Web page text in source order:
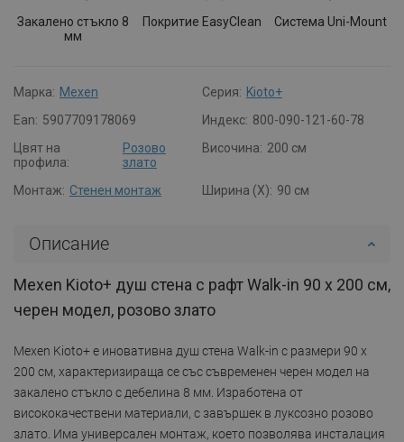
Закалено стъкло 8
мм
Покритие EasyClean Система Uni-Mount
Марка: Mexen Серия: Kioto+
Ean: 5907709178069 Индекс: 800-090-121-60-78
Цвят на
профила:
Розово
злато
Височина: 200 см
Монтаж: Стенен монтаж Ширина (X): 90 см
Описание
Mexen Kioto+ душ стена с рафт Walk-in 90 x 200 см,
черен модел, розово злато
Mexen Kioto+ е иновативна душ стена Walk-in с размери 90 x
200 см, характеризираща се със съвременен черен модел на
закалено стъкло с дебелина 8 мм. Изработена от
висококачествени материали, с завършек в луксозно розово
злато. Има универсален монтаж, което позволява инсталация